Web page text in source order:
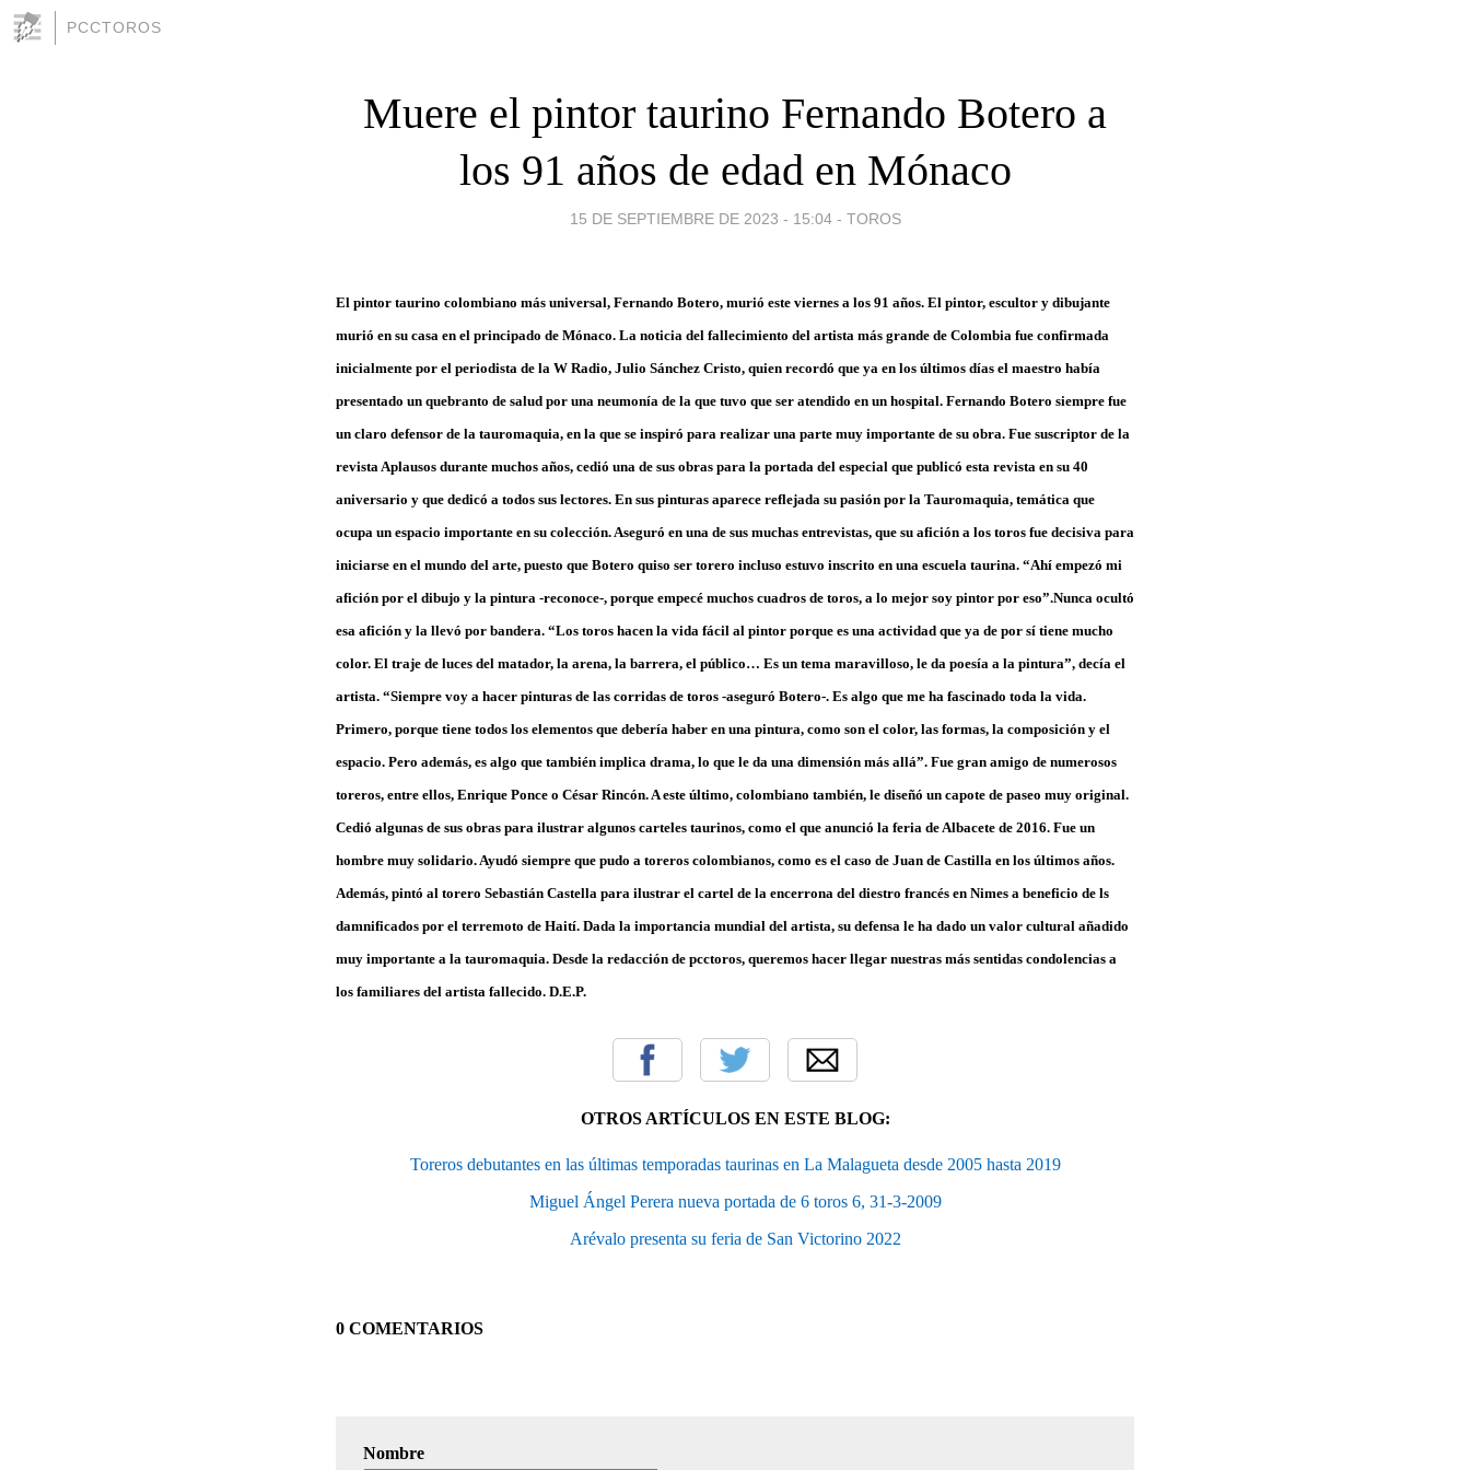
PCCTOROS
Muere el pintor taurino Fernando Botero a
los 91 años de edad en Mónaco
15 DE SEPTIEMBRE DE 2023 - 15:04 - TOROS
El pintor taurino colombiano más universal, Fernando Botero, murió este viernes a los 91 años. El pintor, escultor y dibujante
murió en su casa en el principado de Mónaco. La noticia del fallecimiento del artista más grande de Colombia fue confirmada
inicialmente por el periodista de la W Radio, Julio Sánchez Cristo, quien recordó que ya en los últimos días el maestro había
presentado un quebranto de salud por una neumonía de la que tuvo que ser atendido en un hospital. Fernando Botero siempre fue
un claro defensor de la tauromaquia, en la que se inspiró para realizar una parte muy importante de su obra. Fue suscriptor de la
revista Aplausos durante muchos años, cedió una de sus obras para la portada del especial que publicó esta revista en su 40
aniversario y que dedicó a todos sus lectores. En sus pinturas aparece reflejada su pasión por la Tauromaquia, temática que
ocupa un espacio importante en su colección. Aseguró en una de sus muchas entrevistas, que su afición a los toros fue decisiva para
iniciarse en el mundo del arte, puesto que Botero quiso ser torero incluso estuvo inscrito en una escuela taurina. “Ahí empezó mi
afición por el dibujo y la pintura -reconoce-, porque empecé muchos cuadros de toros, a lo mejor soy pintor por eso”.Nunca ocultó
esa afición y la llevó por bandera. “Los toros hacen la vida fácil al pintor porque es una actividad que ya de por sí tiene mucho
color. El traje de luces del matador, la arena, la barrera, el público… Es un tema maravilloso, le da poesía a la pintura”, decía el
artista. “Siempre voy a hacer pinturas de las corridas de toros -aseguró Botero-. Es algo que me ha fascinado toda la vida.
Primero, porque tiene todos los elementos que debería haber en una pintura, como son el color, las formas, la composición y el
espacio. Pero además, es algo que también implica drama, lo que le da una dimensión más allá”. Fue gran amigo de numerosos
toreros, entre ellos, Enrique Ponce o César Rincón. A este último, colombiano también, le diseñó un capote de paseo muy original.
Cedió algunas de sus obras para ilustrar algunos carteles taurinos, como el que anunció la feria de Albacete de 2016. Fue un
hombre muy solidario. Ayudó siempre que pudo a toreros colombianos, como es el caso de Juan de Castilla en los últimos años.
Además, pintó al torero Sebastián Castella para ilustrar el cartel de la encerrona del diestro francés en Nimes a beneficio de ls
damnificados por el terremoto de Haití. Dada la importancia mundial del artista, su defensa le ha dado un valor cultural añadido
muy importante a la tauromaquia. Desde la redacción de pcctoros, queremos hacer llegar nuestras más sentidas condolencias a
los familiares del artista fallecido. D.E.P.
OTROS ARTÍCULOS EN ESTE BLOG:
Toreros debutantes en las últimas temporadas taurinas en La Malagueta desde 2005 hasta 2019
Miguel Ángel Perera nueva portada de 6 toros 6, 31-3-2009
Arévalo presenta su feria de San Victorino 2022
0 COMENTARIOS
Nombre